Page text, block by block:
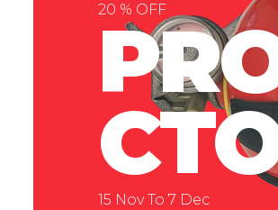
20 % OFF
15 Nov To 7 Dec